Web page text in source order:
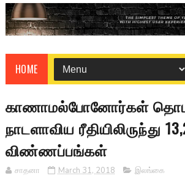
HOME
காணாமல்போனோர்கள்
நாடளாவிய ரீதியிலிருந்து
விண்ணப்பங்கள்
சாதனா March 31, 2018 இலங்கை